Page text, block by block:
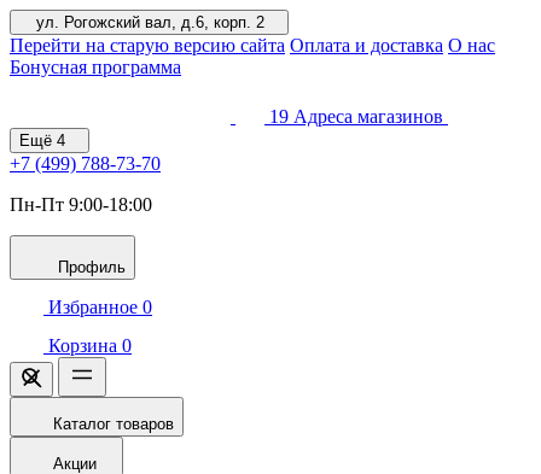
ул. Рогожский вал, д.6, корп. 2
Перейти на старую версию сайта Оплата и доставка О нас
Бонусная программа
19 Адреса магазинов
Ещё 4
+7 (499) 788-73-70
Пн-Пт 9:00-18:00
Профиль
Избранное 0
Корзина 0
Каталог товаров
Акции